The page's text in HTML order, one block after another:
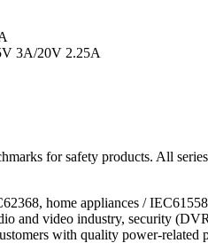
3A/20V 2.25A
for safety products. All
home appliances /
and video industry, security
with quality power-related